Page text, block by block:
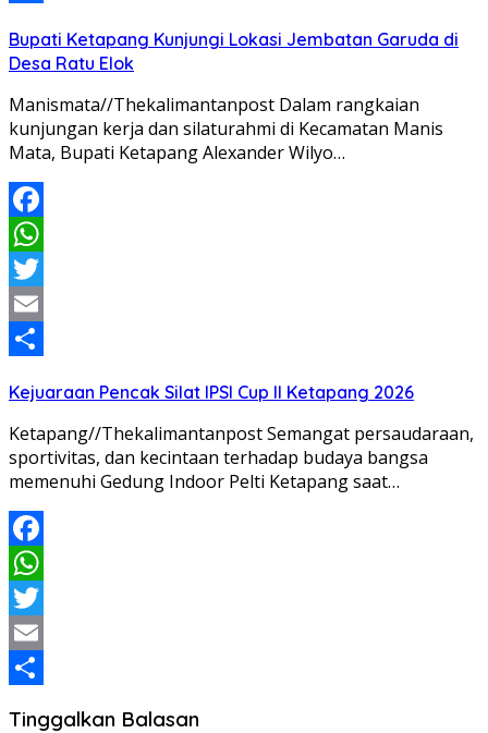
Bupati Ketapang Kunjungi Lokasi Jembatan Garuda di
Desa Ratu Elok
Manismata//Thekalimantanpost Dalam rangkaian
kunjungan kerja dan silaturahmi di Kecamatan Manis
Mata, Bupati Ketapang Alexander Wilyo…
Facebook
WhatsApp
Twitter
Email
Kejuaraan Pencak Silat IPSI Cup II Ketapang 2026
Ketapang//Thekalimantanpost Semangat persaudaraan,
sportivitas, dan kecintaan terhadap budaya bangsa
memenuhi Gedung Indoor Pelti Ketapang saat…
Facebook
WhatsApp
Twitter
Email
Tinggalkan Balasan